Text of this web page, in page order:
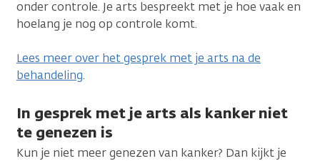
onder controle. Je arts bespreekt met je hoe vaak en
hoelang je nog op controle komt.
Lees meer over het gesprek met je arts na de
behandeling.
In gesprek met je arts als kanker niet
te genezen is
Kun je niet meer genezen van kanker? Dan kijkt je